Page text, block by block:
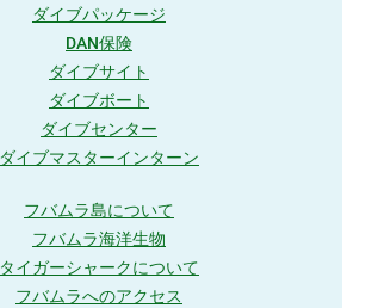
ダイブパッケージ
DAN保険
ダイブサイト
ダイブボート
ダイブセンター
ダイブマスターインターン
フバムラ島について
フバムラ海洋生物
タイガーシャークについて
フバムラへのアクセス